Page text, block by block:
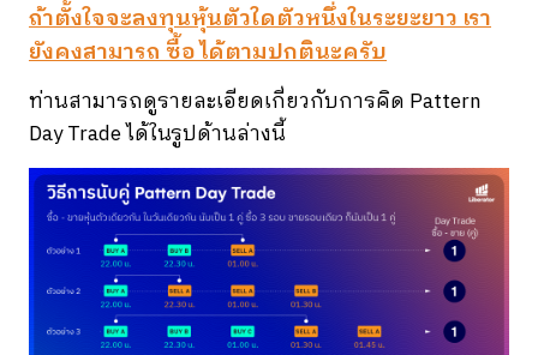
ถ้าตั้งใจจะลงทุนหุ้นตัวใดตัวหนึ่งในระยะยาว เรา
ยังคงสามารถ ซื้อ ได้ตามปกตินะครับ
ท่านสามารถดูรายละเอียดเกี่ยวกับการคิด Pattern
Day Trade ได้ในรูปด้านล่างนี้